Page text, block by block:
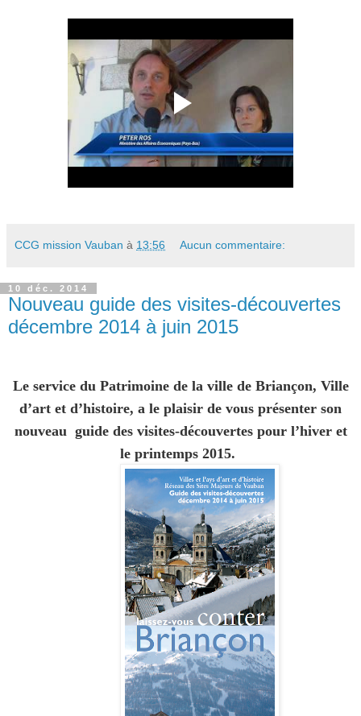
CCG mission Vauban à 13:56 Aucun commentaire:
10 déc. 2014
Nouveau guide des visites-découvertes
décembre 2014 à juin 2015
Le service du Patrimoine de la ville de Briançon, Ville
d’art et d’histoire, a le plaisir de vous présenter son
nouveau guide des visites-découvertes pour l’hiver et
le printemps 2015.